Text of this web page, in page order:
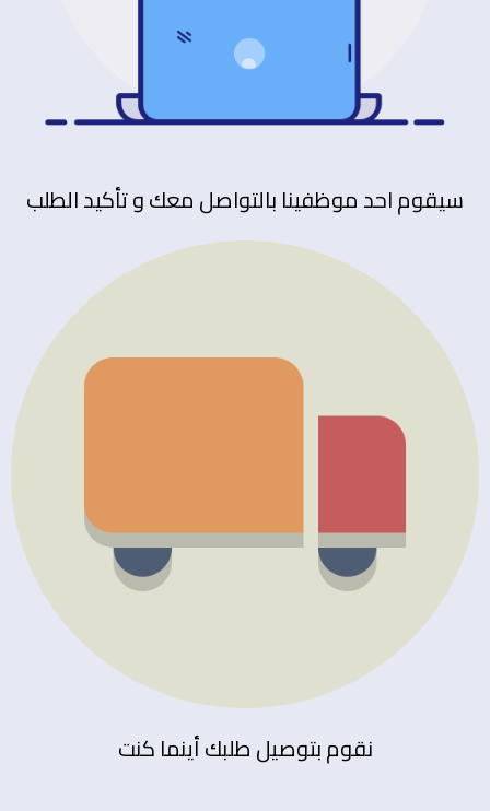
سيقوم احد موظفينا بالتواصل معك و تأكيد الطلب
نقوم بتوصيل طلبك أينما كنت